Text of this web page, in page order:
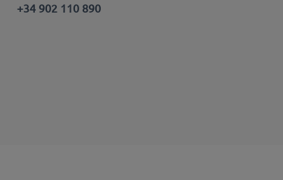
+34 902 110 890